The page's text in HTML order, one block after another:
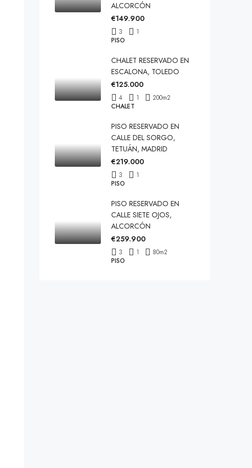
ALCORCÓN
€149.900
3
1
PISO
CHALET RESERVADO EN
ESCALONA, TOLEDO
€125.000
4 1 200m2
CHALET
PISO RESERVADO EN
CALLE DEL SORGO,
TETUÁN, MADRID
€219.000
3
1
PISO
PISO RESERVADO EN
CALLE SIETE OJOS,
ALCORCÓN
€259.900
3 1 80m2
PISO